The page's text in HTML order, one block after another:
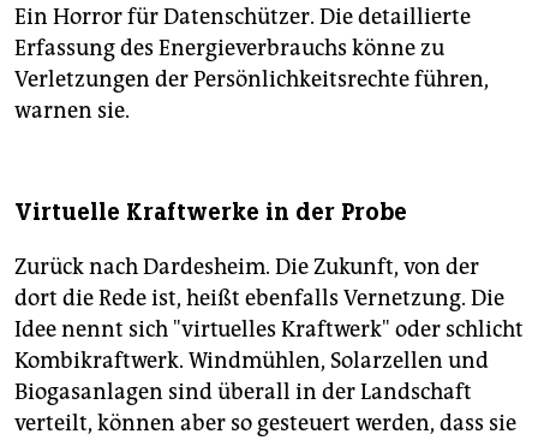
Ein Horror für Datenschützer. Die detaillierte
Erfassung des Energieverbrauchs könne zu
Verletzungen der Persönlichkeitsrechte führen,
warnen sie.
Virtuelle Kraftwerke in der Probe
Zurück nach Dardesheim. Die Zukunft, von der
dort die Rede ist, heißt ebenfalls Vernetzung. Die
Idee nennt sich "virtuelles Kraftwerk" oder schlicht
Kombikraftwerk. Windmühlen, Solarzellen und
Biogasanlagen sind überall in der Landschaft
verteilt, können aber so gesteuert werden, dass sie